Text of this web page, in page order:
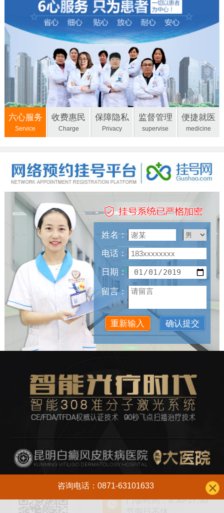
六心服务
Service
收费惠民
Charge
保障隐私
Privacy
监督管理
supervise
便捷就医
medicine
姓名：
电话：
日期：
留言：
门诊时间：8:30-17:30
咨询电话：0871-63101633